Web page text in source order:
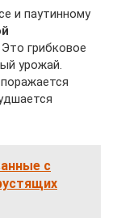
и паутинному
Это грибковое
урожай.
с